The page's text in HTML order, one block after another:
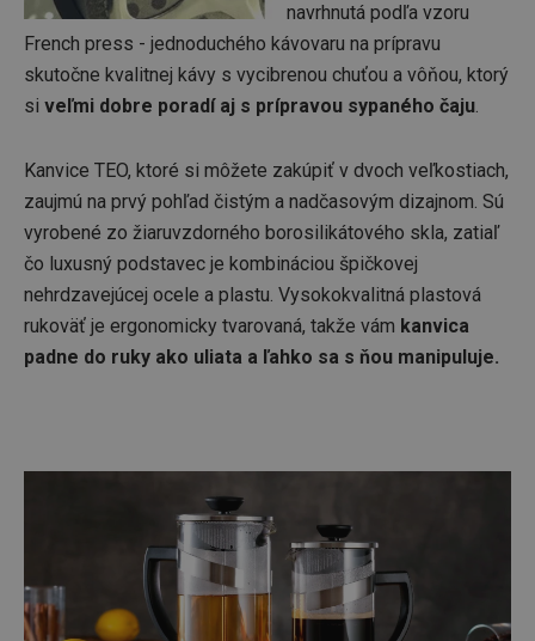
navrhnutá podľa vzoru
French press - jednoduchého kávovaru na prípravu
skutočne kvalitnej kávy s vycibrenou chuťou a vôňou, ktorý
si veľmi dobre poradí aj s prípravou sypaného čaju.
Kanvice TEO, ktoré si môžete zakúpiť v dvoch veľkostiach,
zaujmú na prvý pohľad čistým a nadčasovým dizajnom. Sú
vyrobené zo žiaruvzdorného borosilikátového skla, zatiaľ
čo luxusný podstavec je kombináciou špičkovej
nehrdzavejúcej ocele a plastu. Vysokokvalitná plastová
rukoväť je ergonomicky tvarovaná, takže vám kanvica
padne do ruky ako uliata a ľahko sa s ňou manipuluje.